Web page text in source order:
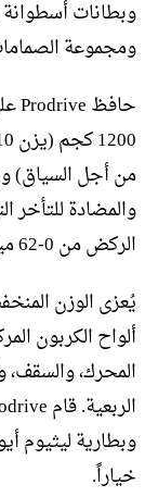
وبطانات
ومجموعة
من أجل السياق)
الركض من 0-62 ميل في الساعة في 3.5 ثانية فقط.
يُعزى الوزن
ألواح الكربون
المحرك، والسقف،
وبطارية ليثيوم
خياراً.